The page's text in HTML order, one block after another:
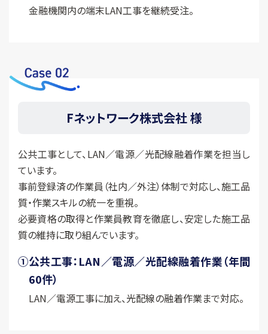
金融機関内の端末LAN工事を継続受注。
Fネットワーク株式会社 様
公共工事として、LAN／電源／光配線融着作業を担当し
ています。
事前登録済の作業員（社内／外注）体制で対応し、施工品
質・作業スキルの統一を重視。
必要資格の取得と作業員教育を徹底し、安定した施工品
質の維持に取り組んでいます。
①公共工事：LAN／電源／光配線融着作業（年間
60件）
LAN／電源工事に加え、光配線の融着作業まで対応。